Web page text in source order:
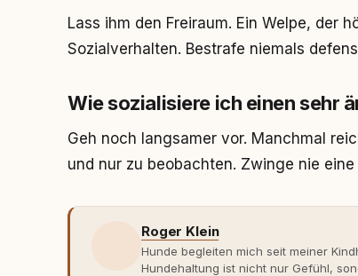
Lass ihm den Freiraum. Ein Welpe, der
Sozialverhalten. Bestrafe niemals
Wie sozialisiere ich einen sehr
Geh noch langsamer vor. Manchmal
und nur zu beobachten. Zwinge nie
Roger Klein
Hunde begleiten mich seit meiner
Hundehaltung ist nicht nur Gefühl,